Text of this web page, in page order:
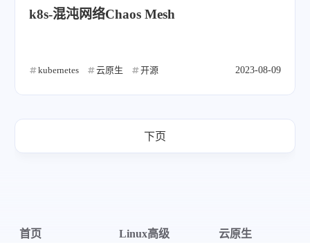
k8s-混沌网络Chaos Mesh
kubernetes 云原生 开源 2023-08-09
下页
首页 Linux高级 云原生